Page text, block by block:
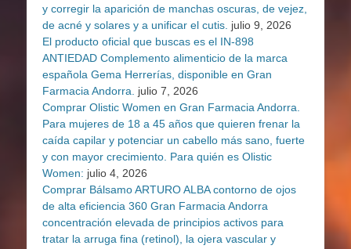
y corregir la aparición de manchas oscuras, de vejez,
de acné y solares y a unificar el cutis. julio 9, 2026
El producto oficial que buscas es el IN-898
ANTIEDAD Complemento alimenticio de la marca
española Gema Herrerías, disponible en Gran
Farmacia Andorra.
julio 7, 2026
Comprar Olistic Women en Gran Farmacia Andorra.
Para mujeres de 18 a 45 años que quieren frenar la
caída capilar y potenciar un cabello más sano, fuerte
y con mayor crecimiento. Para quién es Olistic
Women: julio 4, 2026
Comprar Bálsamo ARTURO ALBA contorno de ojos
de alta eficiencia 360 Gran Farmacia Andorra
concentración elevada de principios activos para
tratar la arruga fina (retinol), la ojera vascular y